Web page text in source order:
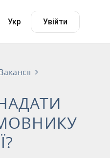
Укр Увійти